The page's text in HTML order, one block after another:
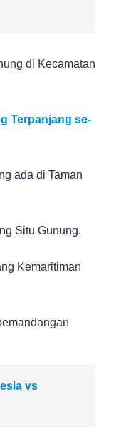
di Kecamatan
Terpanjang se-
ada di Taman
Situ Gunung.
Kemaritiman
vs